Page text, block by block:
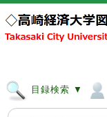
目録検索 ▼